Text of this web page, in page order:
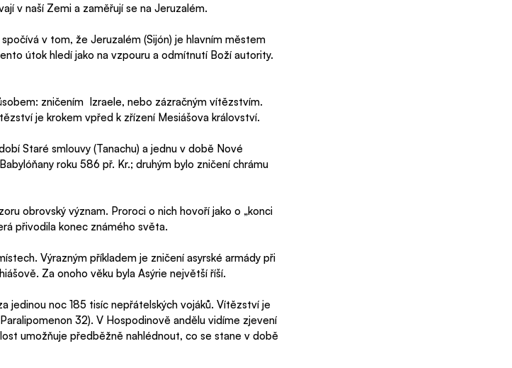
v naší Zemi a zaměřují se na Jeruzalém.
v tom, že Jeruzalém (Sijón) je hlavním městem
útok hledí jako na vzpouru a odmítnutí Boží autority.
zničením  Izraele, nebo zázračným vítězstvím.
je krokem vpřed k zřízení Mesiášova království.
Staré smlouvy (Tanachu) a jednu v době Nové
roku 586 př. Kr.; druhým bylo zničení chrámu
obrovský význam. Proroci o nich hovoří jako o „konci
přivodila konec známého světa.
Výrazným příkladem je zničení asyrské armády při
Za onoho věku byla Asýrie největší říší.
jedinou noc 185 tisíc nepřátelských vojáků. Vítězství je
32). V Hospodinově andělu vidíme zjevení
umožňuje předběžně nahlédnout, co se stane v době